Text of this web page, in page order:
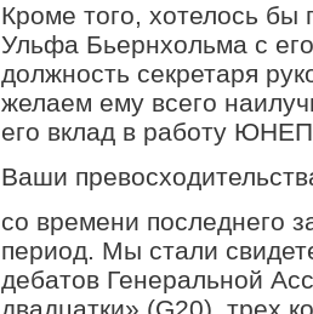
Кроме того, хотелось бы
Ульфа Бьернхольма с
должность секретаря
желаем ему всего
его вклад в работу
Ваши
со времени последнего
период. Мы стали
дебатов Генеральной